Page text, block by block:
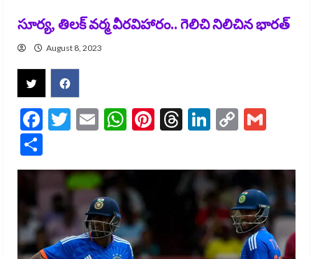
సూర్య, తిలక్ వర్మ వీరవిహారం.. గెలిచి నిలిచిన భారత్
August 8, 2023
Facebook
Twitter
EmailWhatsApp
Pinterest
Threads
LinkedIn
Copy